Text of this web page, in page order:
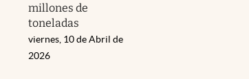
millones de
toneladas
viernes, 10 de Abril de
2026